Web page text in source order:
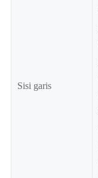
Sisi garis